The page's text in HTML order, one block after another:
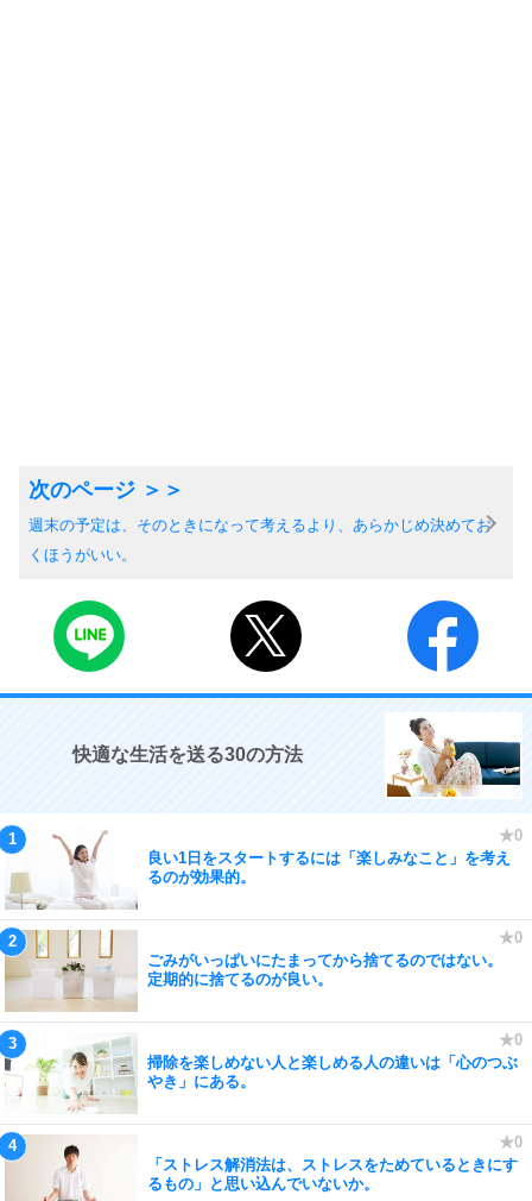
週末の予定は、そのときになって考えるより、あらかじめ決めてお
くほうがいい。
快適な生活を送る30の方法
良い1日をスタートするには「楽しみなこと」を考え
るのが効果的。
ごみがいっぱいにたまってから捨てるのではない。
定期的に捨てるのが良い。
掃除を楽しめない人と楽しめる人の違いは「心のつぶ
やき」にある。
「ストレス解消法は、ストレスをためているときにす
るもの」と思い込んでいないか。